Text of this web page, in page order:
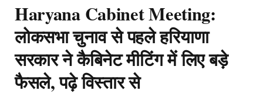
Haryana Cabinet Meeting:
लोकसभा चुनाव से पहले हरियाणा
सरकार ने कैबिनेट मीटिंग में लिए बड़े
फैसले, पढ़े विस्तार से